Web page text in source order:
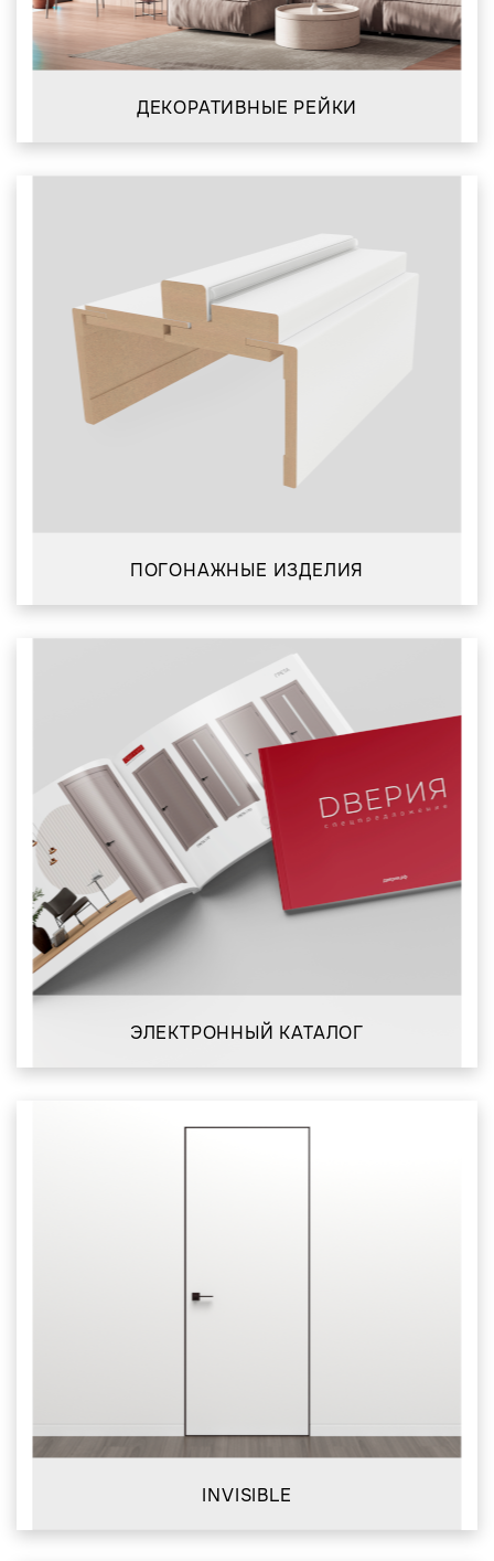
ДЕКОРАТИВНЫЕ РЕЙКИ
ПОГОНАЖНЫЕ ИЗДЕЛИЯ
ЭЛЕКТРОННЫЙ КАТАЛОГ
INVISIBLE